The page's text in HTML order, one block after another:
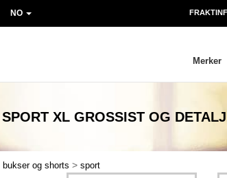
NO
Merker
XL GROSSIST OG
bukser og shorts > sport